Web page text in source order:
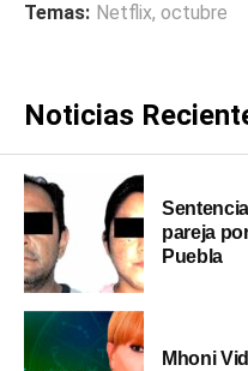
Temas: Netflix, octubre
Noticias
pareja
Puebla
Mhoni